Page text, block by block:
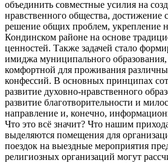
объединить совместные усилия на
нравственного общества, достижение
решение общих проблем, укрепление
Кондинском районе на основе
ценностей. Также задачей стало
имиджа муниципального образования,
комфортной для проживания
конфессий. В основных принципах
развитие духовно-нравственного
развитие благотворительности и
направление и, конечно,
Что это всё значит? Что нашим
выделяются помещения для
поездок на выездные мероприятия
религиозных организаций могут